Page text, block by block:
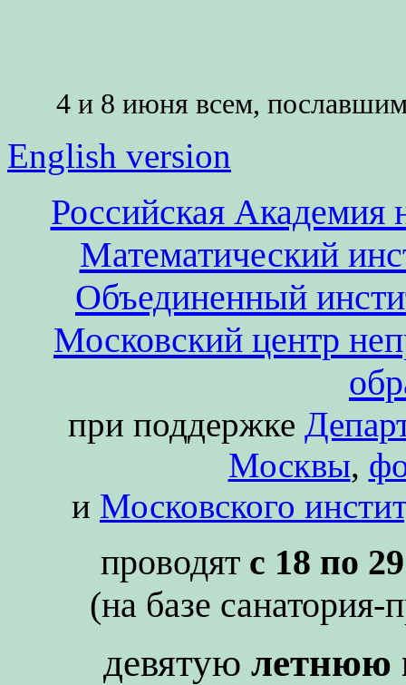
4 и 8 июня всем, пославшим
English version
Российская Академия
Математический
Объединенный
Московский центр
при поддержке
Москвы,
и Московского
проводят с 18 по
(на базе
девятую летнюю